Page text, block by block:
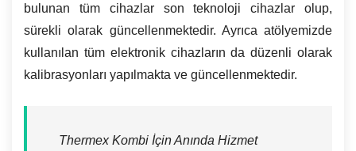
bulunan tüm cihazlar son teknoloji cihazlar olup,
sürekli olarak güncellenmektedir. Ayrıca atölyemizde
kullanılan tüm elektronik cihazların da düzenli olarak
kalibrasyonları yapılmakta ve güncellenmektedir.
Thermex Kombi İçin Anında Hizmet